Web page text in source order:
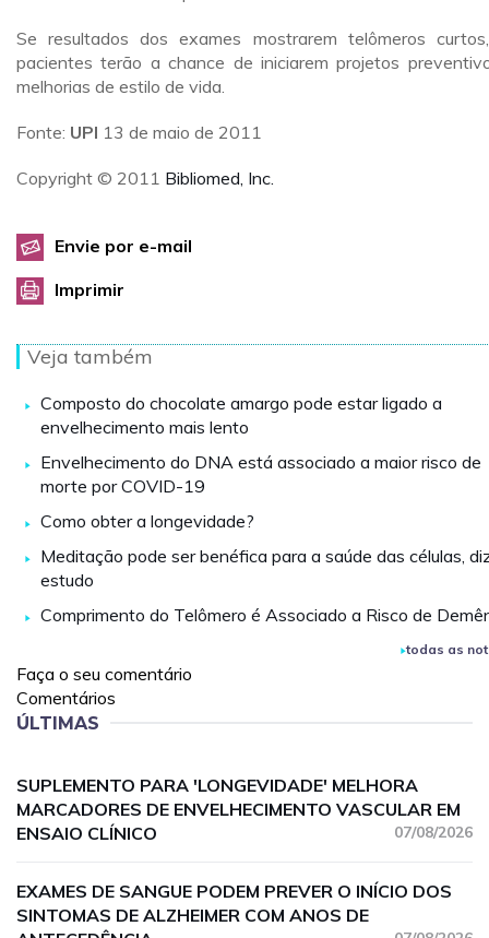
Se resultados dos exames mostrarem telômeros
pacientes terão a chance de iniciarem projetos
melhorias de estilo de vida.
Fonte: UPI 13 de maio de 2011
Copyright © 2011 Bibliomed, Inc.
Envie por e-mail
Imprimir
Veja também
Composto do chocolate amargo pode estar ligado a
envelhecimento mais lento
Envelhecimento do DNA está associado a maior risco de
morte por COVID-19
Como obter a longevidade?
Meditação pode ser benéfica para a saúde das células,
estudo
Comprimento do Telômero é Associado a Risco de
todas as
Faça o seu comentário
Comentários
ÚLTIMAS
SUPLEMENTO PARA 'LONGEVIDADE' MELHORA
MARCADORES DE ENVELHECIMENTO VASCULAR EM
ENSAIO CLÍNICO
07/08/2026
EXAMES DE SANGUE PODEM PREVER O INÍCIO DOS
SINTOMAS DE ALZHEIMER COM ANOS DE